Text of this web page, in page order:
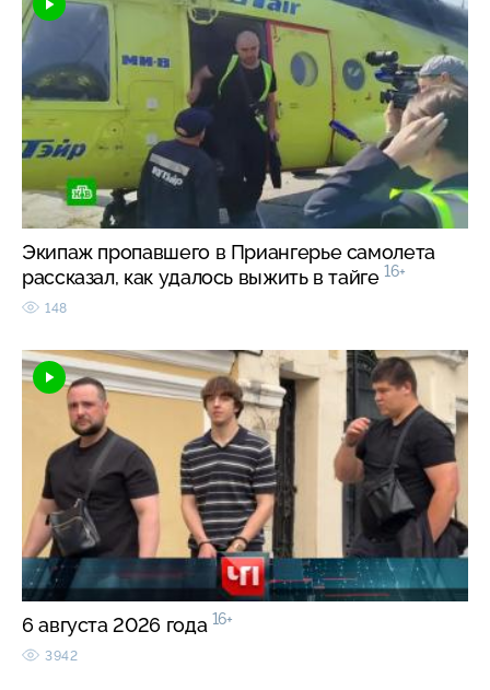
Экипаж пропавшего в Приангерье самолета
рассказал, как удалось выжить в тайге 16+
148
6 августа 2026 года 16+
3942